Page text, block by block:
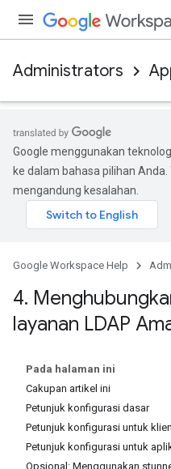
Administrators
Google menggunakan
ke dalam bahasa pilihan
mengandung kesalahan.
Google Workspace Help
4.
layanan LDAP
Pada halaman ini
Cakupan artikel ini
Petunjuk konfigurasi dasar
Petunjuk konfigurasi untuk
Petunjuk konfigurasi untuk
Opsional: Menggunakan